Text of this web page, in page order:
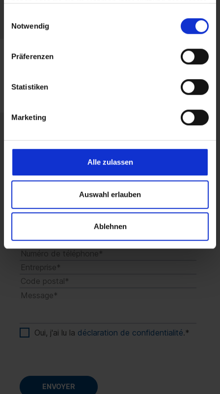
Notwendig
Präferenzen
Statistiken
Marketing
Alle zulassen
Auswahl erlauben
Ablehnen
Obtenez dès maintenant un
conseil sans engagement.
Oui, j'ai lu la déclaration de confidentialité.*